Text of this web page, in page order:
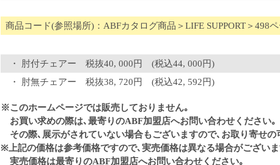
商品コード(参照場所)：ABFカタログ商品＞LIFE SUPPORT＞498
肘付チェアー 税抜40, 000円 (税込44, 000円)
肘無チェアー 税抜38, 720円 (税込42, 592円)
※このホームページでは販売しておりません｡
お買い求めの際は､最寄りのABF加盟店へお問い合わせください｡
その際､展示がされていない場合もございますので､お取り寄せの
※上記の価格は参考価格ですので､実売価格は異なる場合がございま
実売価格は最寄りのABF加盟店へお問い合わせください｡